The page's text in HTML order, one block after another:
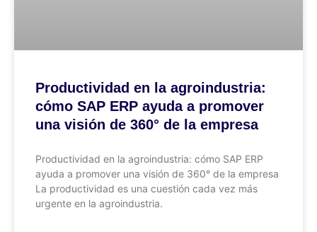
Productividad en la agroindustria:
cómo SAP ERP ayuda a promover
una visión de 360° de la empresa
Productividad en la agroindustria: cómo SAP ERP
ayuda a promover una visión de 360° de la empresa
La productividad es una cuestión cada vez más
urgente en la agroindustria.